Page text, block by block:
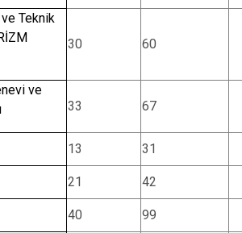
Teknik
30 60
ve
33 67
13
31
21
42
40
99